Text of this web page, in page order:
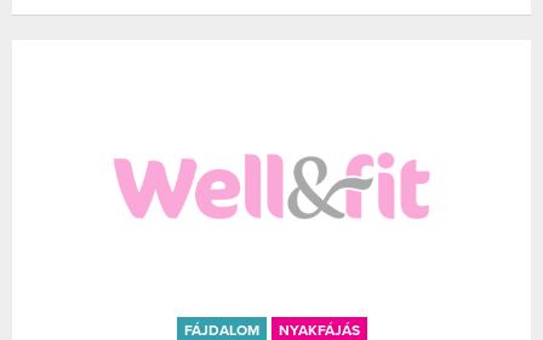
FÁJDALOM NYAKFÁJÁS